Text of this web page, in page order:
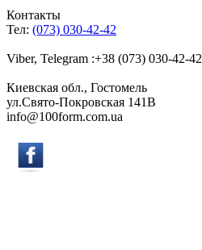
Контакты
Тел: (073) 030-42-42
Viber, Telegram :+38 (073) 030-42-42
Киевская обл., Гостомель
ул.Свято-Покровская 141B
info@100form.com.ua